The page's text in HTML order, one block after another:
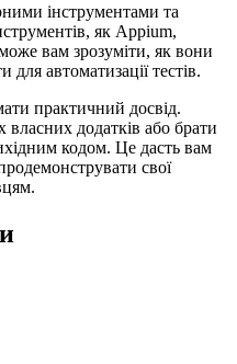
інструментами та
як Appium,
вам зрозуміти, як вони
автоматизації тестів.
практичний досвід.
додатків або брати
кодом. Це дасть вам
свої